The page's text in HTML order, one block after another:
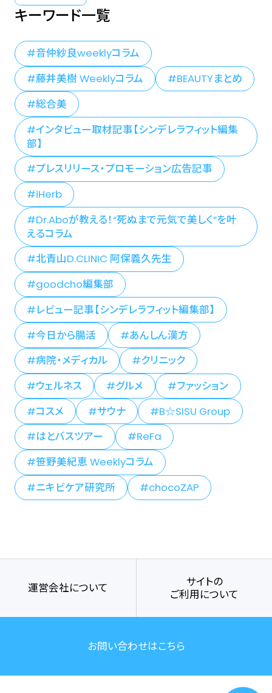
キーワード一覧
音仲紗良weeklyコラム
藤井美樹 Weeklyコラム
BEAUTYまとめ
総合美
インタビュー取材記事【シンデレラフィット編集
部】
プレスリリース・プロモーション広告記事
iHerb
Dr.Aboが教える！“死ぬまで元気で美しく”を叶
えるコラム
北青山D.CLINIC 阿保義久先生
goodcho編集部
レビュー記事【シンデレラフィット編集部】
今日から腸活
あんしん漢方
病院・メディカル
クリニック
ウェルネス
グルメ
ファッション
コスメ
サウナ
B☆SISU Group
はとバスツアー
ReFa
笹野美紀恵 Weeklyコラム
ニキビケア研究所
chocoZAP
運営会社について
サイトの
ご利用について
お問い合わせはこちら